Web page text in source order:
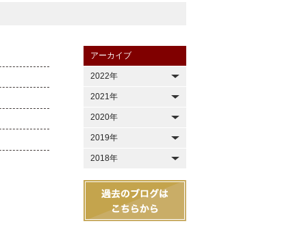
アーカイブ
2022年
2021年
2020年
2019年
2018年